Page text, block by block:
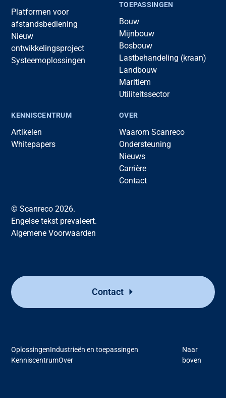
Contact
Platformen voor
afstandsbediening
Nieuw
ontwikkelingsproject
Systeemoplossingen
TOEPASSINGEN
Bouw
Mijnbouw
Bosbouw
Lastbehandeling (kraan)
Landbouw
Maritiem
Utiliteitssector
KENNISCENTRUM
Artikelen
Whitepapers
OVER
Waarom Scanreco
Ondersteuning
Nieuws
Carrière
Contact
© Scanreco 2026.
Engelse tekst prevaleert.
Algemene Voorwaarden
OplossingenIndustrieën en toepassingen
KenniscentrumOver
Naar
boven